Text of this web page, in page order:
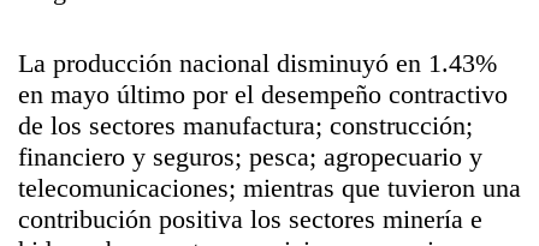
La producción nacional disminuyó en 1.43%
en mayo último por el desempeño contractivo
de los sectores manufactura; construcción;
financiero y seguros; pesca; agropecuario y
telecomunicaciones; mientras que tuvieron una
contribución positiva los sectores minería e